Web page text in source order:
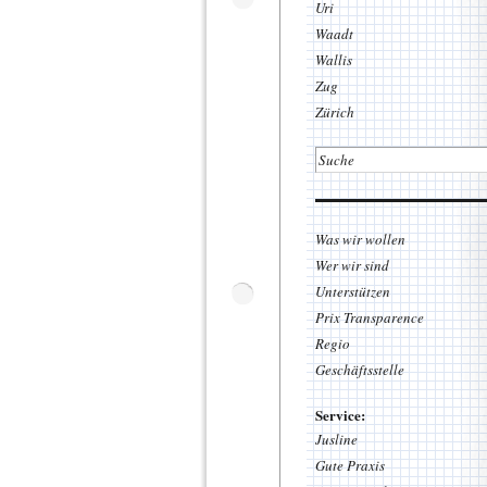
Uri
Waadt
Wallis
Zug
Zürich
Was wir wollen
Wer wir sind
Unterstützen
Prix Transparence
Regio
Geschäftsstelle
Service:
Jusline
Gute Praxis